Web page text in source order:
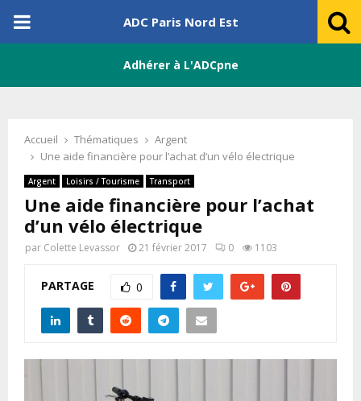
PRIMARY
ADC Paris Nord Est
Adhérer à L'ADCpne
Accueil Thématiques
Argent
Une aide financière pour l’achat d’un vélo électrique
Argent Loisirs / Tourisme Transport
Une aide financière pour l’achat
d’un vélo électrique
par Colette Levassor 21 février 2017 0 1103
PARTAGE 0